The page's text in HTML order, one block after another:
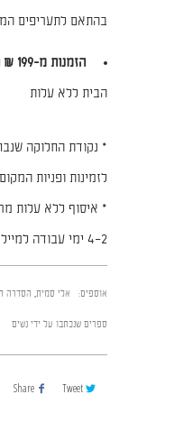
בהתאם לתעריפים
הזמנות מ-199 ₪ ומעלה
הבית ללא עלות
* נקודת החלוקה
לזמינות ופניות
2–4 ימי עבודה למייל אישור שההזמנה מוכנה.
אוספים: אלי סמית, הסדרה
ספרים שנכתבו על ידי נשים
Tweet
Share